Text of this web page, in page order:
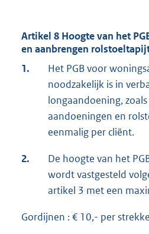
Artikel 8 Hoogte van het
en aanbrengen
1.
Het PGB voor
noodzakelijk is in
longaandoening,
aandoeningen en
eenmalig per cliënt.
2.
De hoogte van het
wordt vastgesteld
artikel 3 met een
Gordijnen : € 10,- per